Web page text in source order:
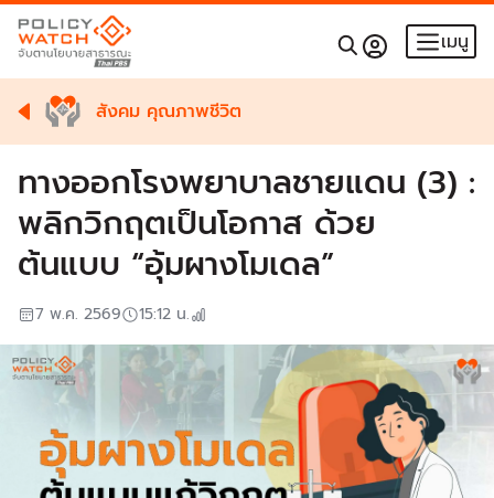
เมนู
สังคม คุณภาพชีวิต
ทางออกโรงพยาบาลชายแดน (3) :
พลิกวิกฤตเป็นโอกาส ด้วย
ต้นแบบ “อุ้มผางโมเดล”
7 พ.ค. 2569 15:12 น.